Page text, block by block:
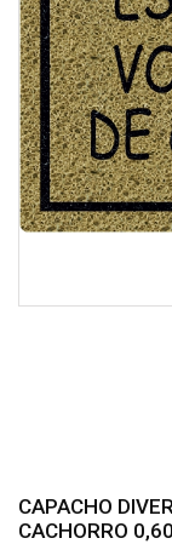
CAPACHO
CACHORRO